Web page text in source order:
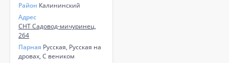
Район Калининский
Адрес
СНТ Садовод-мичуринец,
264
Парная Русская, Русская на
дровах, С веником